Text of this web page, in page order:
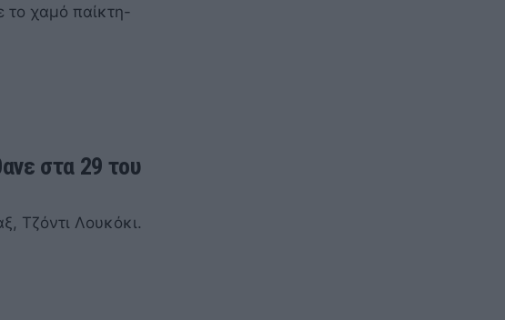
το χαμό παίκτη-
στα 29 του
Τζόντι Λουκόκι.